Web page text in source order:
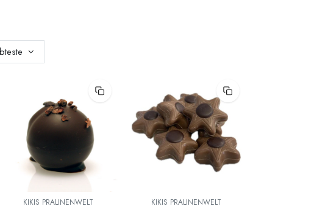
KIKIS PRALINENWELT KIKIS PRALINENWELT